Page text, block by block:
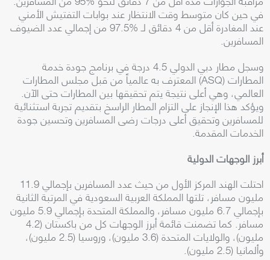
في حين كان متوسط وقت الانتظار عند بوابات التفتيش الأمني
عند المغادرة أقل من 4 دقائق لـ %97.5 من إجمالي عدد الضيوف
المسافرين.
وسجل مطار دبي الدولي 4.5 درجة في برنامج جودة خدمة
المطارات (ASQ) المعترف به عالمياً من قبل مجلس المطارات
العالمي، وهي أعلى نتيجة يتم تحقيقها بين المطارات حتى الآن.
ويؤكد هذا الإنجاز على التزام المطار الراسخ بتقديم تجربة استثنائية
للمسافرين وتحقيق أعلى درجات رضى المسافرين وتحسين جودة
الخدمات المقدمة.
أبرز الوجهات الدولية
احتلت الهند المركز الأول من حيث عدد المسافرين بإجمالي 11.9
مليون مسافر، تلتها المملكة العربية السعودية في المرتبة الثانية
بإجمالي 6.7 مليون مسافر، والمملكة المتحدة بإجمالي 5.9 مليون
مسافر. كما تضمنت قائمة أبرز الوجهات كل من باكستان (4.2
مليون)، والولايات المتحدة (3.6 مليون)، وروسيا (2.5 مليون)،
وألمانيا (2.5 مليون).